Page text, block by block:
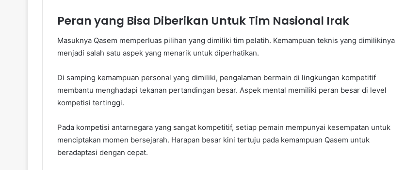
Peran yang Bisa Diberikan Untuk Tim Nasional Irak
Masuknya Qasem memperluas pilihan yang dimiliki tim pelatih. Kemampuan teknis yang dimilikinya
menjadi salah satu aspek yang menarik untuk diperhatikan.
Di samping kemampuan personal yang dimiliki, pengalaman bermain di lingkungan kompetitif
membantu menghadapi tekanan pertandingan besar. Aspek mental memiliki peran besar di level
kompetisi tertinggi.
Pada kompetisi antarnegara yang sangat kompetitif, setiap pemain mempunyai kesempatan untuk
menciptakan momen bersejarah. Harapan besar kini tertuju pada kemampuan Qasem untuk
beradaptasi dengan cepat.